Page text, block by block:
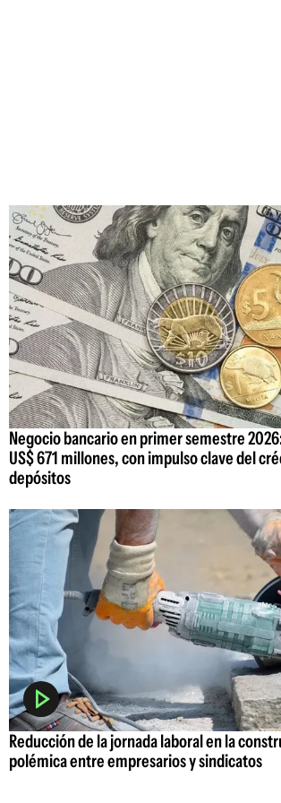
Negocio bancario en primer semestre
US$ 671 millones, con impulso clave del
depósitos
Reducción de la jornada laboral en la
polémica entre empresarios y sindicatos